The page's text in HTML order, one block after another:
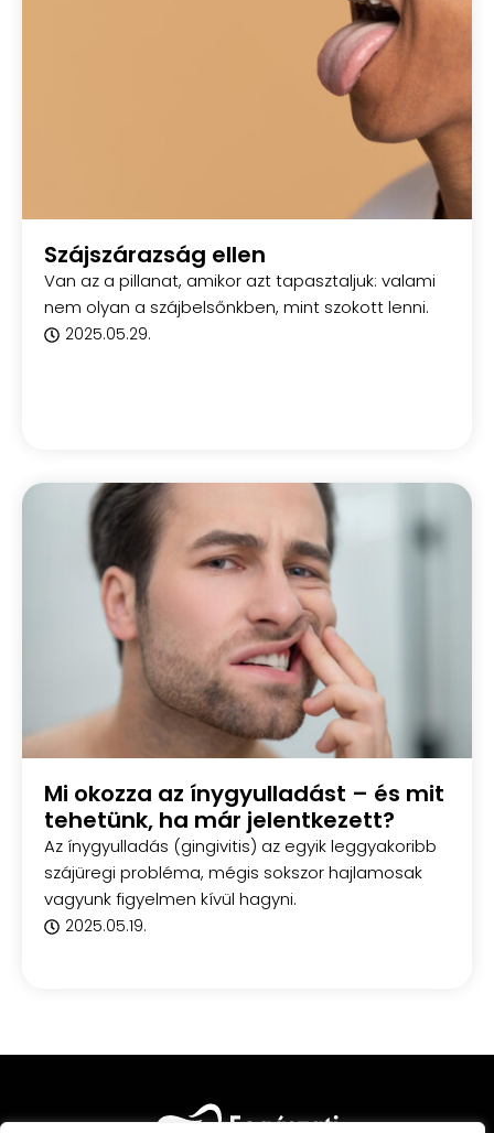
Szájszárazság ellen
Van az a pillanat, amikor azt tapasztaljuk: valami
nem olyan a szájbelsőnkben, mint szokott lenni.
2025.05.29.
Mi okozza az ínygyulladást – és mit
tehetünk, ha már jelentkezett?
Az ínygyulladás (gingivitis) az egyik leggyakoribb
szájüregi probléma, mégis sokszor hajlamosak
vagyunk figyelmen kívül hagyni.
2025.05.19.